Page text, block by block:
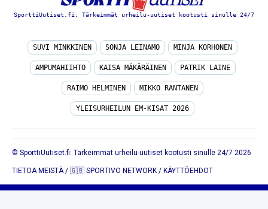
SporttiUutiset.fi: Tärkeimmät urheilu-uutiset kootusti sinulle 24/7
SUVI MINKKINEN SONJA LEINAMO MINJA KORHONEN
AMPUMAHIIHTO KAISA MÄKÄRÄINEN PATRIK LAINE
RAIMO HELMINEN MIKKO RANTANEN
YLEISURHEILUN EM-KISAT 2026
© SporttiUutiset.fi: Tärkeimmät urheilu-uutiset kootusti sinulle 24/7 2026
TIETOA MEISTÄ/ 🇬🇧 SPORTIVO NETWORK / KÄYTTÖEHDOT